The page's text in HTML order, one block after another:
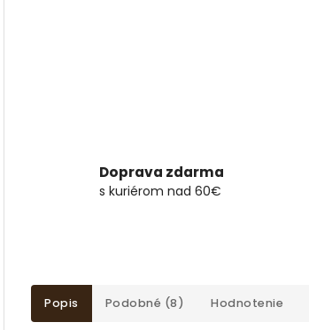
Doprava zdarma
s kuriérom nad 60€
Popis Podobné (8) Hodnotenie